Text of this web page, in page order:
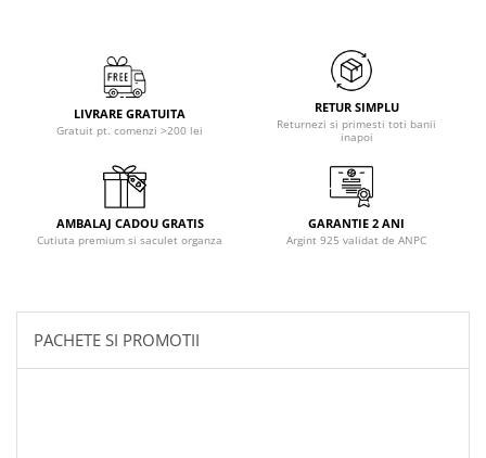
LIVRARE GRATUITA
Gratuit pt. comenzi >200 lei
RETUR SIMPLU
Returnezi si primesti toti banii
inapoi
AMBALAJ CADOU GRATIS
Cutiuta premium si saculet organza
GARANTIE 2 ANI
Argint 925 validat de ANPC
PACHETE SI PROMOTII